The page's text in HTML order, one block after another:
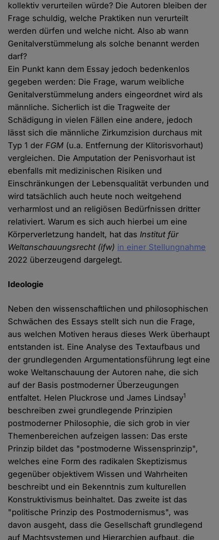
kollektiv verurteilen würde? Die Autoren bleiben der
Frage schuldig, welche Praktiken nun verurteilt
werden dürfen und welche nicht. Also ab wann
Genitalverstümmelung als solche benannt werden
darf?
Ein Punkt kann dem Essay jedoch bedenkenlos
gegeben werden: Die Frage, warum weibliche
Genitalverstümmelung anders eingeordnet wird als
männliche. Sicherlich ist die Tragweite der
Schädigung in vielen Fällen eine andere, jedoch
lässt sich die männliche Zirkumzision durchaus mit
Typ 1 derFGM (u.a. Entfernung der Klitorisvorhaut)
vergleichen. Die Amputation der Penisvorhaut ist
ebenfalls mit medizinischen Risiken und
Einschränkungen der Lebensqualität verbunden und
wird tatsächlich auch heute noch weitgehend
verharmlost und an religiösen Bedürfnissen dritter
relativiert. Warum es sich auch hierbei um eine
Körperverletzung handelt, hat dasInstitut für
Weltanschauungsrecht (ifw) in einer Stellungnahme
2022 überzeugend dargelegt.
Ideologie
Neben den wissenschaftlichen und philosophischen
Schwächen des Essays stellt sich nun die Frage,
aus welchen Motiven heraus dieses Werk überhaupt
entstanden ist. Eine Analyse des Textaufbaus und
der grundlegenden Argumentationsführung legt eine
woke Weltanschauung der Autoren nahe, die sich
auf der Basis postmoderner Überzeugungen
entfaltet. Helen Pluckrose und James Lindsay1
beschreiben zwei grundlegende Prinzipien
postmoderner Philosophie, die sich grob in vier
Themenbereichen aufzeigen lassen: Das erste
Prinzip bildet das "postmoderne Wissensprinzip",
welches eine Form des radikalen Skeptizismus
gegenüber objektivem Wissen und Wahrheiten
beschreibt und ein Bekenntnis zum kulturellen
Konstruktivismus beinhaltet. Das zweite ist das
"politische Prinzip des Postmodernismus", was
davon ausgeht, dass die Gesellschaft grundlegend
auf Machtsystemen und Hierarchien aufbaut, die